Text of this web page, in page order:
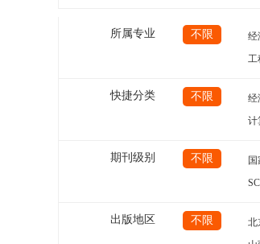
所属专业 不限 经
工
快捷分类 不限 经
计
期刊级别 不限
出版地区 不限 北